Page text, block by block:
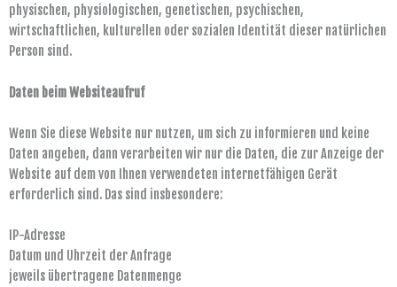
physischen, physiologischen, genetischen, psychischen,
wirtschaftlichen, kulturellen oder sozialen Identität dieser natürlichen
Person sind.
Daten beim Websiteaufruf
Wenn Sie diese Website nur nutzen, um sich zu informieren und keine
Daten angeben, dann verarbeiten wir nur die Daten, die zur Anzeige der
Website auf dem von Ihnen verwendeten internetfähigen Gerät
erforderlich sind. Das sind insbesondere:
IP-Adresse
Datum und Uhrzeit der Anfrage
jeweils übertragene Datenmenge